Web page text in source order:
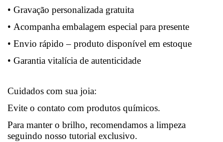
• Gravação personalizada gratuita
• Acompanha embalagem especial para presente
• Envio rápido – produto disponível em estoque
• Garantia vitalícia de autenticidade
Cuidados com sua joia:
Evite o contato com produtos químicos.
Para manter o brilho, recomendamos a limpeza
seguindo nosso tutorial exclusivo.